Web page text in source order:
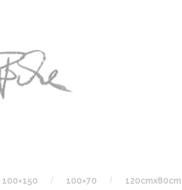
100×150 100×70 120cmx80cm